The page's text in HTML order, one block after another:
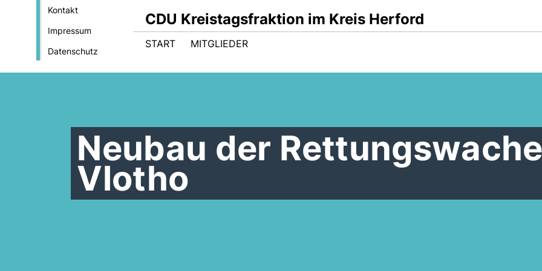
Kontakt
Impressum
Datenschutz
CDU Kreistagsfraktion im Kreis Herford
START MITGLIEDER
Neubau der
Vlotho